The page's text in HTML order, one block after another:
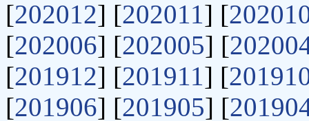
[202012] [202011 ] [
[202006] [202005] [
[201912] [201911 ] [
[201906] [201905] [